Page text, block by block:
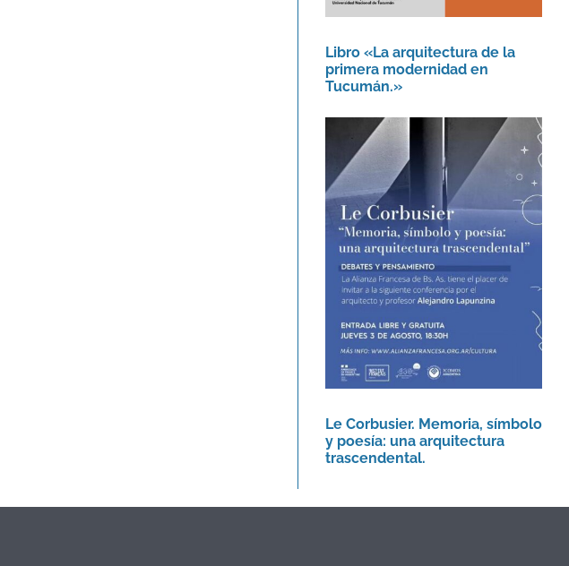
Libro «La arquitectura de la
primera modernidad en
Tucumán.»
Le Corbusier. Memoria,
símbolo y poesía: una
arquitectura
trascendental.
Agenda
Le Corbusier. Memoria, símbolo
y poesía: una arquitectura
trascendental.